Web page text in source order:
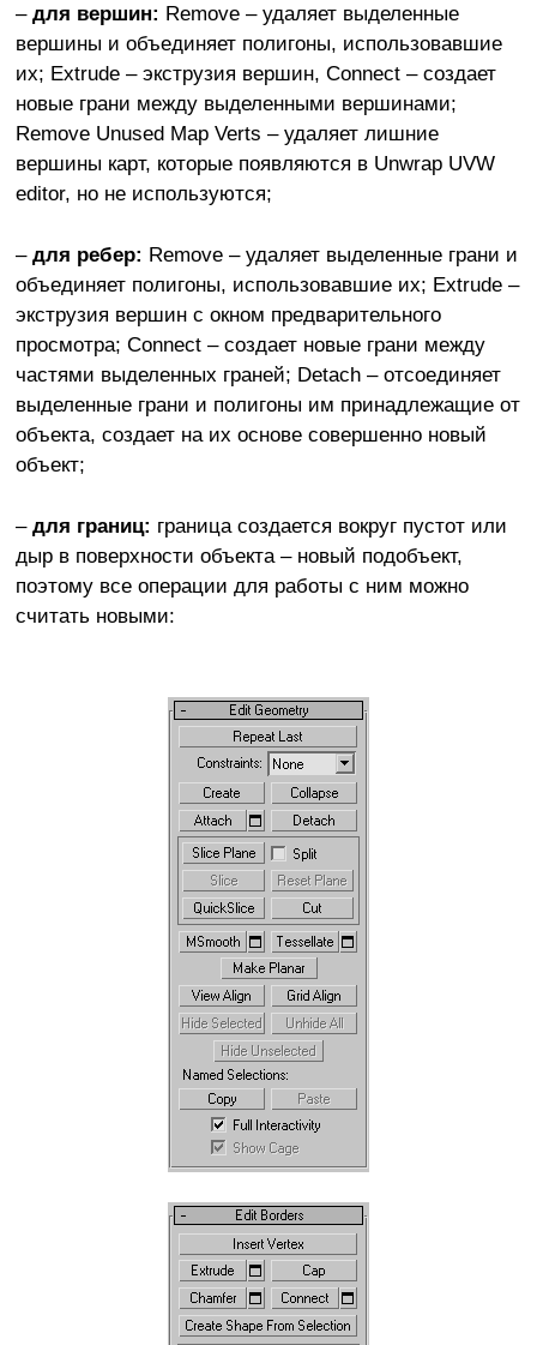
– для вершин: Remove – удаляет выделенные
вершины и объединяет полигоны, использовавшие
их; Extrude – экструзия вершин, Connect – создает
новые грани между выделенными вершинами;
Remove Unused Map Verts – удаляет лишние
вершины карт, которые появляются в Unwrap UVW
editor, но не используются;
– для ребер: Remove – удаляет выделенные грани и
объединяет полигоны, использовавшие их; Extrude –
экструзия вершин с окном предварительного
просмотра; Connect – создает новые грани между
частями выделенных граней; Detach – отсоединяет
выделенные грани и полигоны им принадлежащие от
объекта, создает на их основе совершенно новый
объект;
– для границ: граница создается вокруг пустот или
дыр в поверхности объекта – новый подобъект,
поэтому все операции для работы с ним можно
считать новыми: